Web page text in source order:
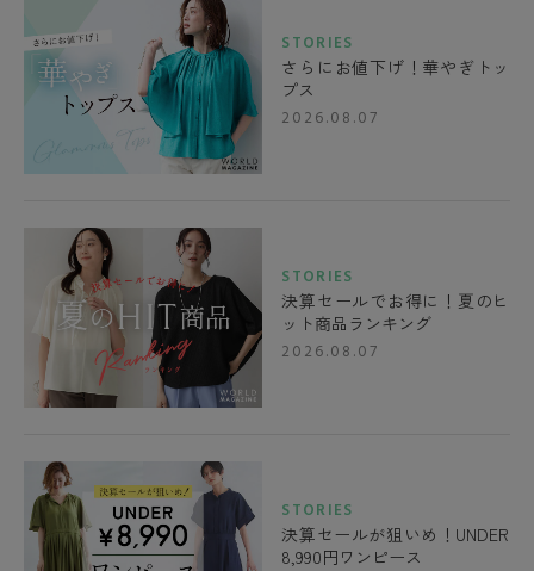
STORIES
さらにお値下げ！華やぎトッ
プス
2026.08.07
STORIES
決算セールでお得に！夏のヒ
ット商品ランキング
2026.08.07
STORIES
決算セールが狙いめ！UNDER
8,990円ワンピース